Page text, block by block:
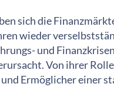
sich die
wieder
und
Von ihrer
Ermöglicher einer